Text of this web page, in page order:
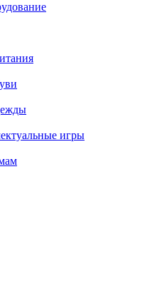
игры